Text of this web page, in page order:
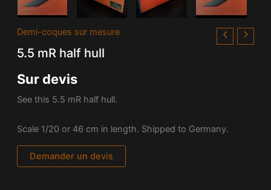
Demi-coques sur mesure
5.5 mR half hull
Sur devis
See this 5.5 mR half hull.
Scale 1/20 or 46 cm in length. Shipped to Germany.
Demander un devis